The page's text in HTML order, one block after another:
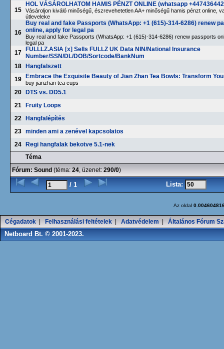
15
HOL VÁSÁROLHATOM HAMIS PÉNZT ONLINE (whatsapp
Vásároljon kiváló minőségű, észrevehetetlen AA+ minőségű hamis pénzt online,
útleveleke
16
Buy real and fake Passports (WhatsApp: +1 (615)-314-6286) renew
online, apply for legal pa
Buy real and fake Passports (WhatsApp: +1 (615)-314-6286) renew passports
legal pa
17
FULLLZ.ASIA [x] Sells FULLZ UK Data NIN/National Insurance
Number/SSN/DL/DOB/Sortcode/BankNum
18
Hangfalszett
19
Embrace the Exquisite Beauty of Jian Zhan Tea Bowls: Transform
buy jianzhan tea cups
20
DTS vs. DD5.1
21
Fruity Loops
22
Hangfalépítés
23 minden ami a zenével kapcsolatos
24
Regi hangfalak bekotve 5.1-nek
Téma
Fórum: Sound (téma: 24, üzenet: 290/0)
/ 1 Lista:
Az oldal
Cégadatok Felhasználási feltételek Adatvédelem Általános Fórum
Netboard Bt. © 2001-2023.